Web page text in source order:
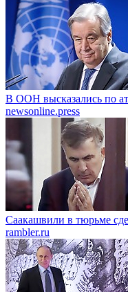
В ООН высказались по
newsonline.press
Саакашвили в тюрьме
rambler.ru